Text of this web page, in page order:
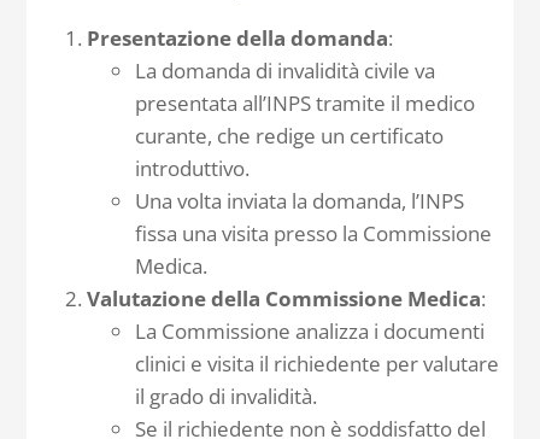
Presentazione della domanda:
La domanda di invalidità civile va
presentata all’INPS tramite il medico
curante, che redige un certificato
introduttivo.
Una volta inviata la domanda, l’INPS
fissa una visita presso la Commissione
Medica.
Valutazione della Commissione Medica:
La Commissione analizza i documenti
clinici e visita il richiedente per valutare
il grado di invalidità.
Se il richiedente non è soddisfatto del